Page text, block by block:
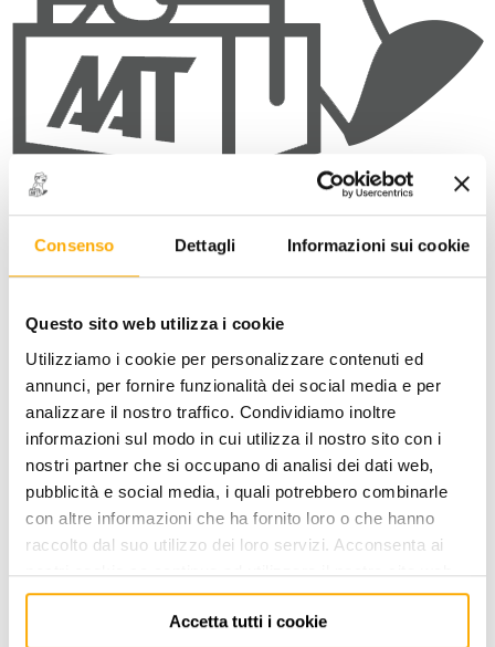
Consenso Dettagli Informazioni sui cookie
Questo sito web utilizza i cookie
Utilizziamo i cookie per personalizzare contenuti ed
annunci, per fornire funzionalità dei social media e per
analizzare il nostro traffico. Condividiamo inoltre
informazioni sul modo in cui utilizza il nostro sito con i
nostri partner che si occupano di analisi dei dati web,
pubblicità e social media, i quali potrebbero combinarle
con altre informazioni che ha fornito loro o che hanno
raccolto dal suo utilizzo dei loro servizi. Acconsenta ai
nostri cookie se continua ad utilizzare il nostro sito web.
Accetta tutti i cookie
STOCK
12616N ESTRATTORE UNIV.x
GIUNTISFERICI
per visualizzare i prezzi a te riservati!